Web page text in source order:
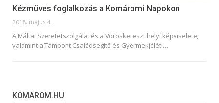
Kézműves foglalkozás a Komáromi Napokon
2018. május 4.
A Máltai Szeretetszolgálat és a Vöröskereszt helyi képviselete,
valamint a Támpont Családsegítő és Gyermekjóléti…
KOMAROM.HU